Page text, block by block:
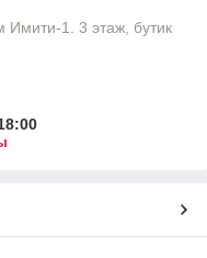
Имити-1. 3 этаж, бутик